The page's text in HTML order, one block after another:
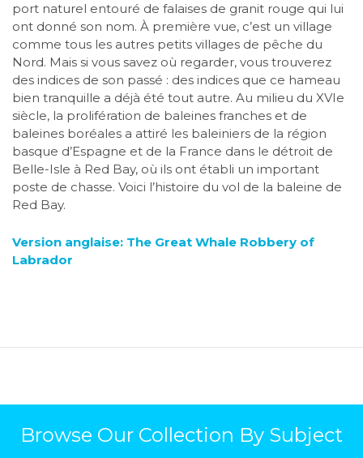
port naturel entouré de falaises de granit rouge qui lui
ont donné son nom. À première vue, c’est un village
comme tous les autres petits villages de pêche du
Nord. Mais si vous savez où regarder, vous trouverez
des indices de son passé : des indices que ce hameau
bien tranquille a déjà été tout autre. Au milieu du XVIe
siècle, la prolifération de baleines franches et de
baleines boréales a attiré les baleiniers de la région
basque d’Espagne et de la France dans le détroit de
Belle-Isle à Red Bay, où ils ont établi un important
poste de chasse. Voici l’histoire du vol de la baleine de
Red Bay.
Version anglaise: The Great Whale Robbery of
Labrador
Browse Our Collection By Subject